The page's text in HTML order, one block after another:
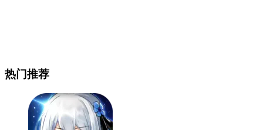
热门推荐